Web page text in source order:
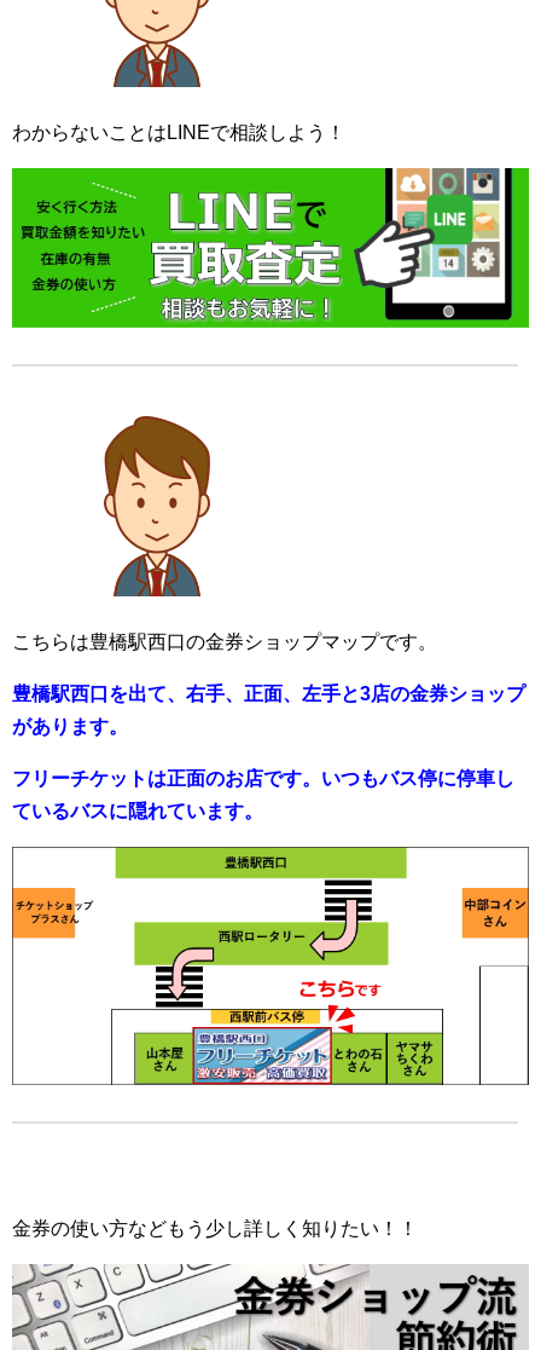
わからないことはLINEで相談しよう！
こちらは豊橋駅西口の金券ショップマップです。
豊橋駅西口を出て、右手、正面、左手と3店の金券ショップ
があります。
フリーチケットは正面のお店です。 いつもバス停に停車し
ているバスに隠れています。
金券の使い方などもう少し詳しく知りたい！！